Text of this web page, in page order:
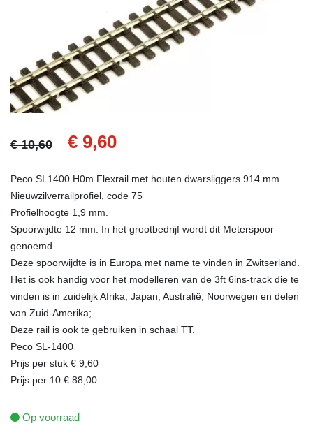
€ 10,60 € 9,60
Peco SL1400 H0m Flexrail met houten dwarsliggers 914 mm.
Nieuwzilverrailprofiel, code 75
Profielhoogte 1,9 mm.
Spoorwijdte 12 mm. In het grootbedrijf wordt dit Meterspoor
genoemd.
Deze spoorwijdte is in Europa met name te vinden in Zwitserland.
Het is ook handig voor het modelleren van de 3ft 6ins-track die te
vinden is in zuidelijk Afrika, Japan, Australië, Noorwegen en delen
van Zuid-Amerika;
Deze rail is ook te gebruiken in schaal TT.
Peco SL-1400
Prijs per stuk € 9,60
Prijs per 10 € 88,00
Op voorraad